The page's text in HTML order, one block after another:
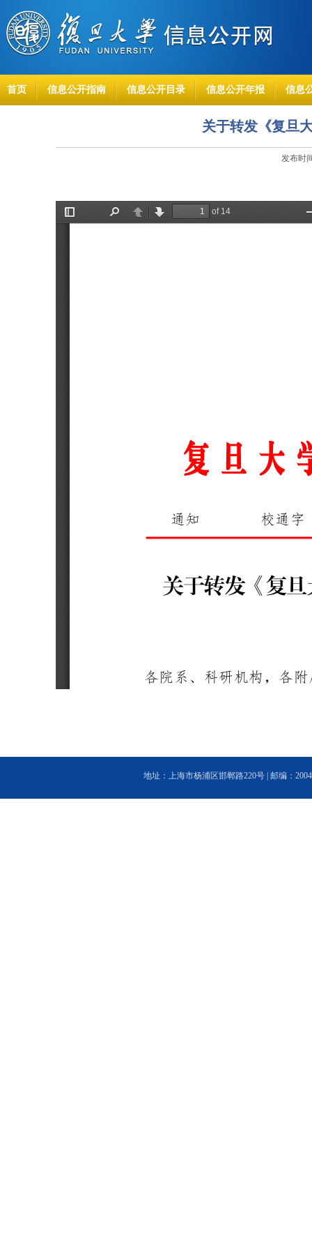
首页 信息公开指南 信息公开目录 信息公开年报 信息
关于转发《复旦
发布时
地址：上海市杨浦区邯郸路220号 | 邮编：